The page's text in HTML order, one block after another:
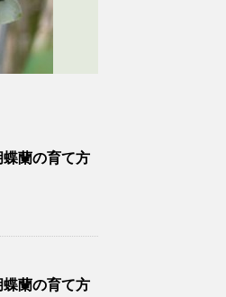
蝶蘭の育て方
蝶蘭の育て方